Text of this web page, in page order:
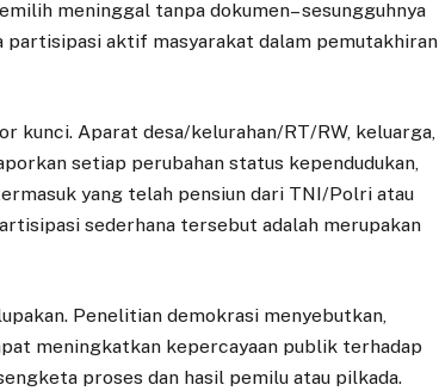
meninggal tanpa dokumen– sesungguhnya
partisipasi aktif masyarakat dalam pemutakhiran
kunci. Aparat desa/kelurahan/RT/RW, keluarga,
setiap perubahan status kependudukan,
yang telah pensiun dari TNI/Polri atau
sederhana tersebut adalah merupakan
Penelitian demokrasi menyebutkan,
meningkatkan kepercayaan publik terhadap
proses dan hasil pemilu atau pilkada.